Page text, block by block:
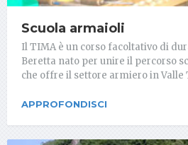
Scuola armaioli
Il TIMA è un corso facoltativo di
Beretta nato per unire il percorso
che offre il settore armiero in Valle
APPROFONDISCI